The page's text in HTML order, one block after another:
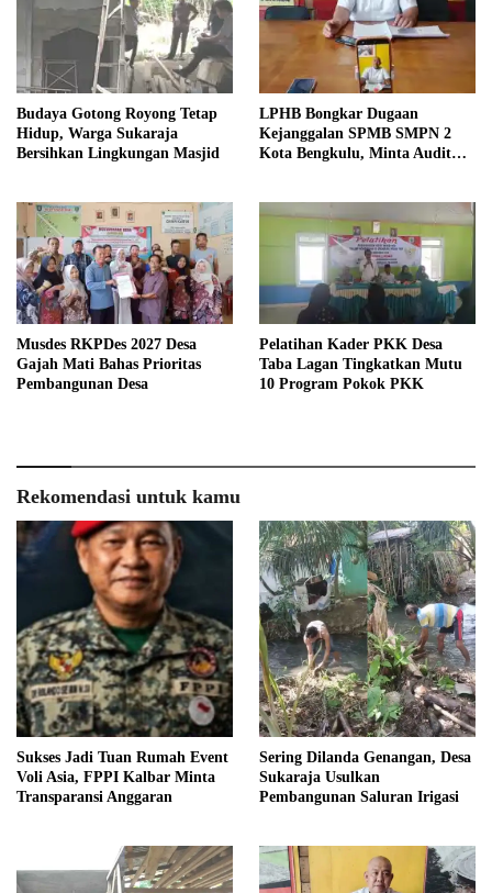
Budaya Gotong Royong Tetap
Hidup, Warga Sukaraja
Bersihkan Lingkungan Masjid
LPHB Bongkar Dugaan
Kejanggalan SPMB SMPN 2
Kota Bengkulu, Minta Audit
Musdes RKPDes 2027 Desa
Gajah Mati Bahas Prioritas
Pembangunan Desa
Pelatihan Kader PKK Desa
Taba Lagan Tingkatkan Mutu
10 Program Pokok PKK
Rekomendasi untuk kamu
Sukses Jadi Tuan Rumah Event
Voli Asia, FPPI Kalbar Minta
Transparansi Anggaran
Sering Dilanda Genangan, Desa
Sukaraja Usulkan
Pembangunan Saluran Irigasi